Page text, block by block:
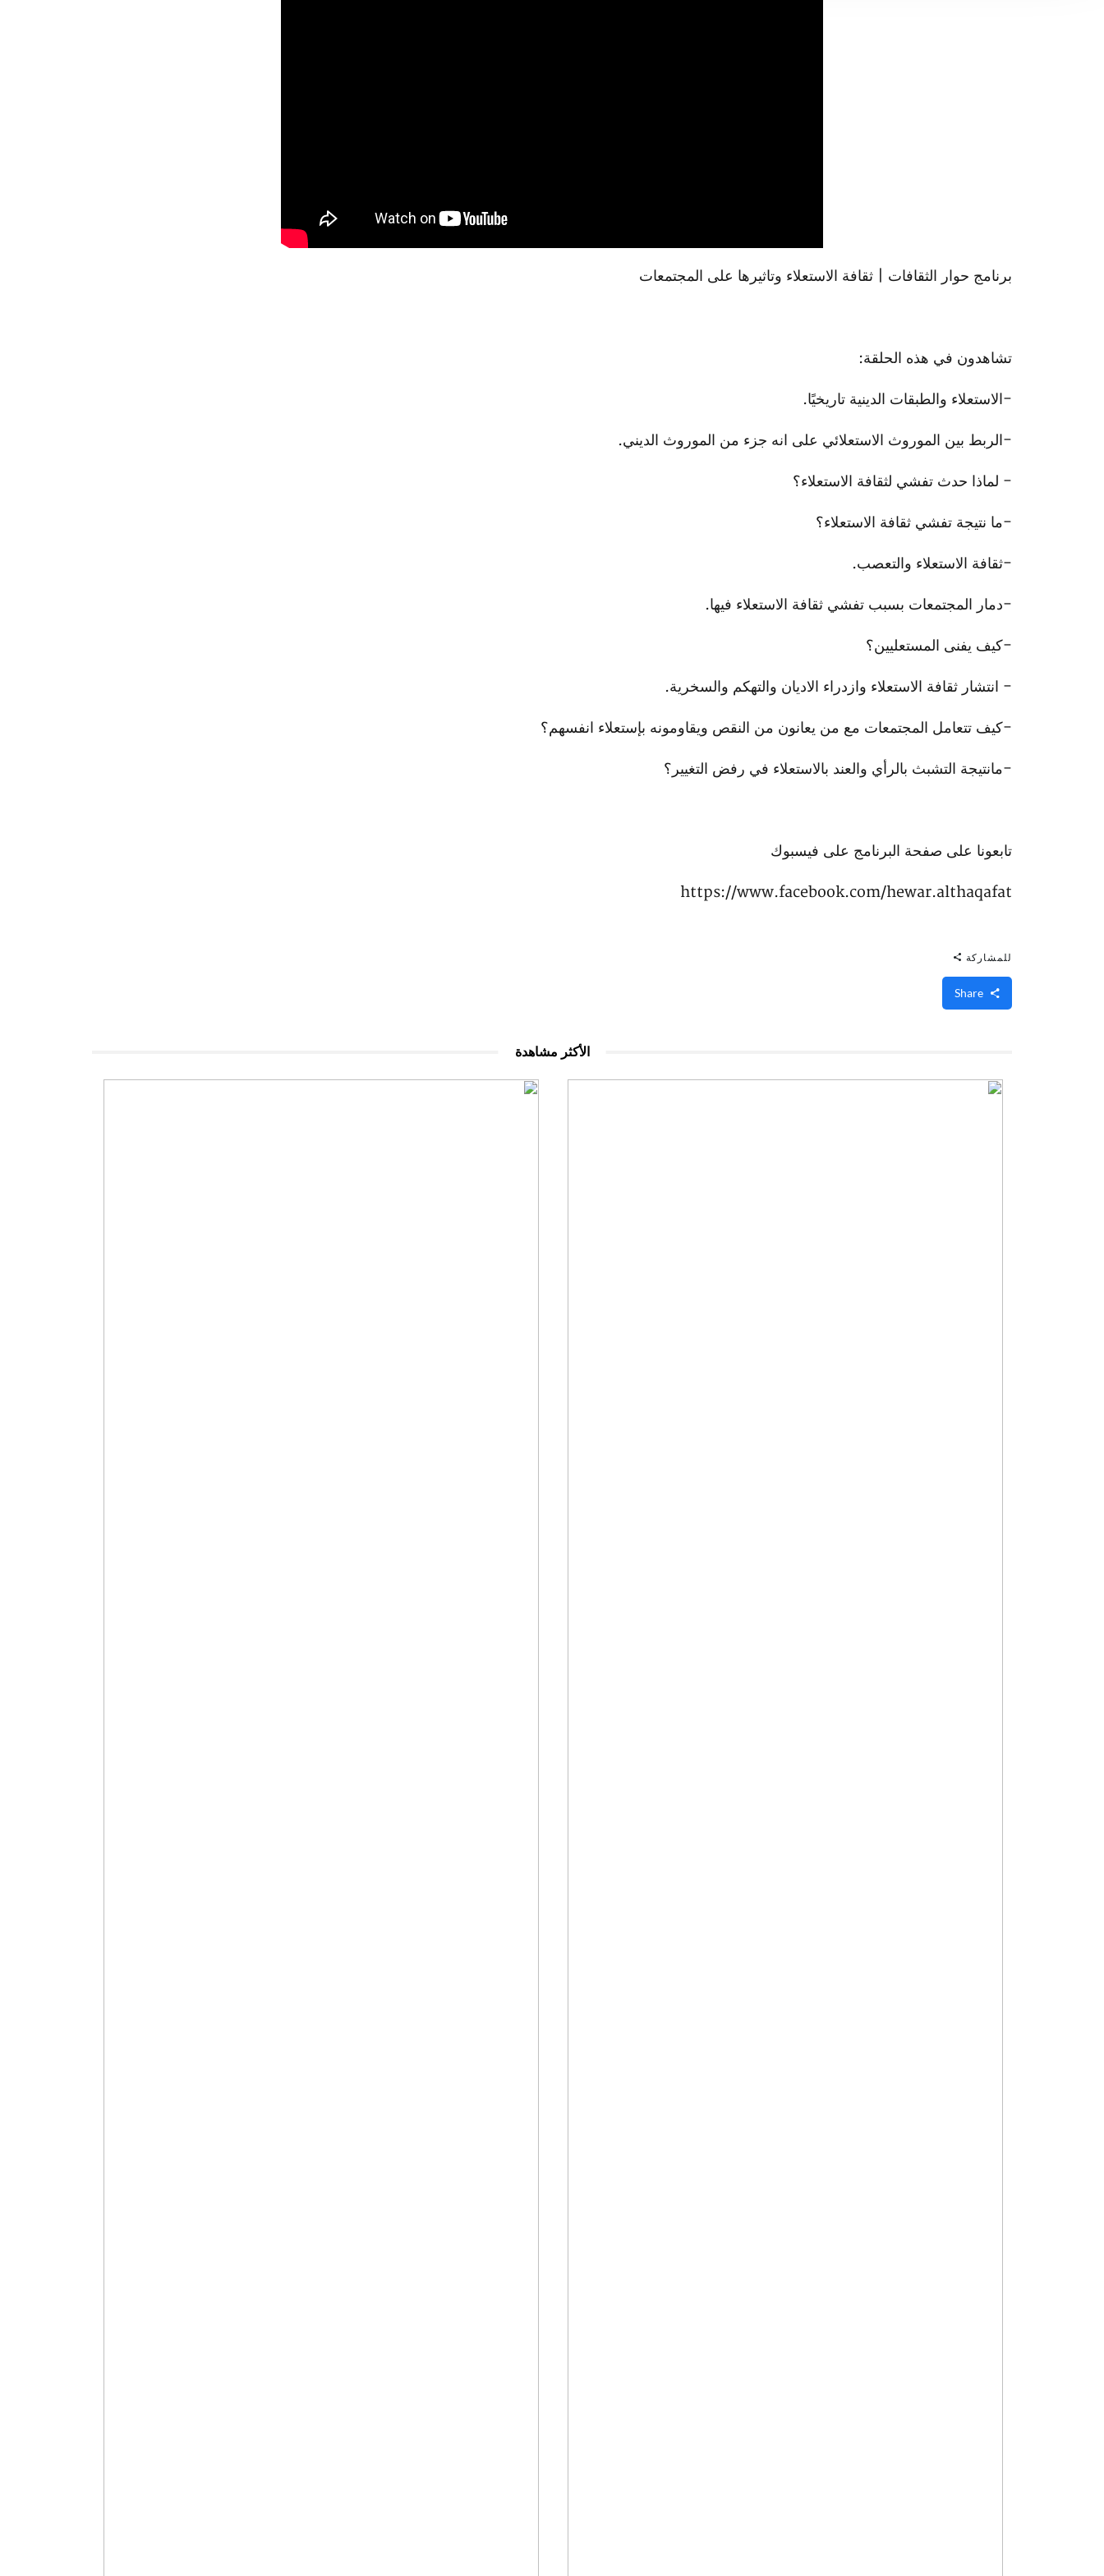
برنامج حوار الثقافات | ثقافة الاستعلاء وتاثيرها على المجتمعات
تشاهدون في هذه الحلقة:
-الاستعلاء والطبقات الدينية تاريخيًا.
-الربط بين الموروث الاستعلائي على انه جزء من الموروث الديني.
- لماذا حدث تفشي لثقافة الاستعلاء؟
-ما نتيجة تفشي ثقافة الاستعلاء؟
-ثقافة الاستعلاء والتعصب.
-دمار المجتمعات بسبب تفشي ثقافة الاستعلاء فيها.
-كيف يفنى المستعليين؟
- انتشار ثقافة الاستعلاء وازدراء الاديان والتهكم والسخرية.
-كيف تتعامل المجتمعات مع من يعانون من النقص ويقاومونه بإستعلاء انفسهم؟
-مانتيجة التشبث بالرأي والعند بالاستعلاء في رفض التغيير؟
تابعونا على صفحة البرنامج على فيسبوك
https://www.facebook.com/hewar.althaqafat
للمشاركة
الأكثر مشاهدة